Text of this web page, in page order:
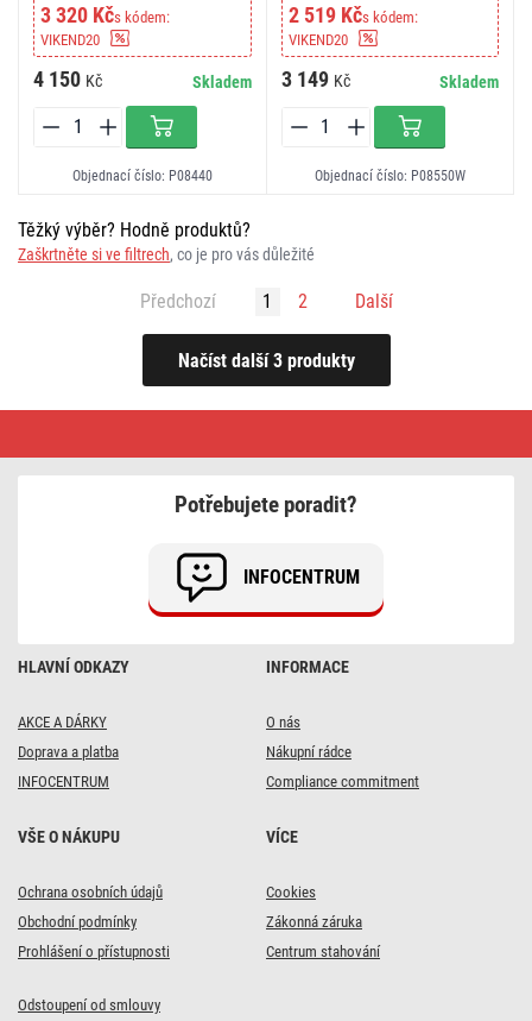
3 320 Kčs kódem:
VIKEND20
4 150 Kč Skladem
Objednací číslo: P08440
2 519 Kčs kódem:
VIKEND20
3 149 Kč Skladem
Objednací číslo: P08550W
Těžký výběr? Hodně produktů?
Zaškrtněte si ve filtrech, co je pro vás důležité
Předchozí 1 2 Další
kabel
HLAVNÍ ODKAZY
AKCE A DÁRKY
Doprava a platba
INFOCENTRUM
INFORMACE
O nás
Nákupní rádce
Compliance commitment
VŠE O NÁKUPU
Ochrana osobních údajů
Obchodní podmínky
Prohlášení o přístupnosti
VÍCE
Cookies
Zákonná záruka
Centrum stahování
Odstoupení od smlouvy
Potřebujete poradit?
INFOCENTRUM